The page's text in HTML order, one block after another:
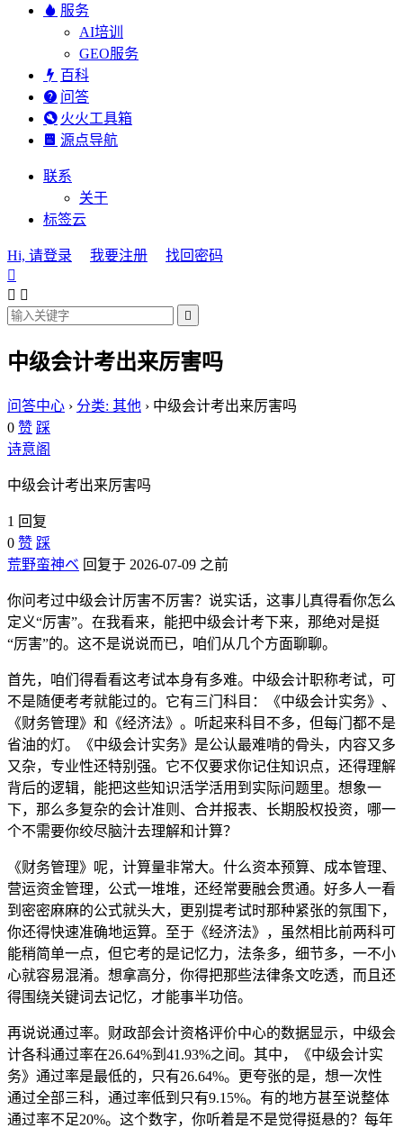
服务
AI培训
GEO服务
百科
问答
火火工具箱
源点导航
联系
关于
标签云
Hi, 请登录 我要注册
找回密码

 

中级会计考出来厉害吗
问答中心 › 分类: 其他 › 中级会计考出来厉害吗
0 赞 踩
诗意阁
中级会计考出来厉害吗
1 回复
0 赞 踩
荒野蛮神ベ 回复于 2026-07-09 之前
你问考过中级会计厉害不厉害？说实话，这事儿真得看你怎么
定义“厉害”。在我看来，能把中级会计考下来，那绝对是挺
“厉害”的。这不是说说而已，咱们从几个方面聊聊。
首先，咱们得看看这考试本身有多难。中级会计职称考试，可
不是随便考考就能过的。它有三门科目：《中级会计实务》、
《财务管理》和《经济法》。听起来科目不多，但每门都不是
省油的灯。《中级会计实务》是公认最难啃的骨头，内容又多
又杂，专业性还特别强。它不仅要求你记住知识点，还得理解
背后的逻辑，能把这些知识活学活用到实际问题里。想象一
下，那么多复杂的会计准则、合并报表、长期股权投资，哪一
个不需要你绞尽脑汁去理解和计算？
《财务管理》呢，计算量非常大。什么资本预算、成本管理、
营运资金管理，公式一堆堆，还经常要融会贯通。好多人一看
到密密麻麻的公式就头大，更别提考试时那种紧张的氛围下，
你还得快速准确地运算。至于《经济法》，虽然相比前两科可
能稍简单一点，但它考的是记忆力，法条多，细节多，一不小
心就容易混淆。想拿高分，你得把那些法律条文吃透，而且还
得围绕关键词去记忆，才能事半功倍。
再说说通过率。财政部会计资格评价中心的数据显示，中级会
计各科通过率在26.64%到41.93%之间。其中，《中级会计实
务》通过率是最低的，只有26.64%。更夸张的是，想一次性
通过全部三科，通过率低到只有9.15%。有的地方甚至说整体
通过率不足20%。这个数字，你听着是不是觉得挺悬的？每年